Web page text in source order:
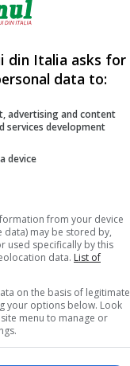
de lună, atât
iar ultimii
curajul de a
Curând,
discuri
din Italia asks for
data to:
advertising and content
services development
device
from your device
may be stored by,
used specifically by this
data. List of
on the basis of legitimate
your options below. Look
menu to manage or